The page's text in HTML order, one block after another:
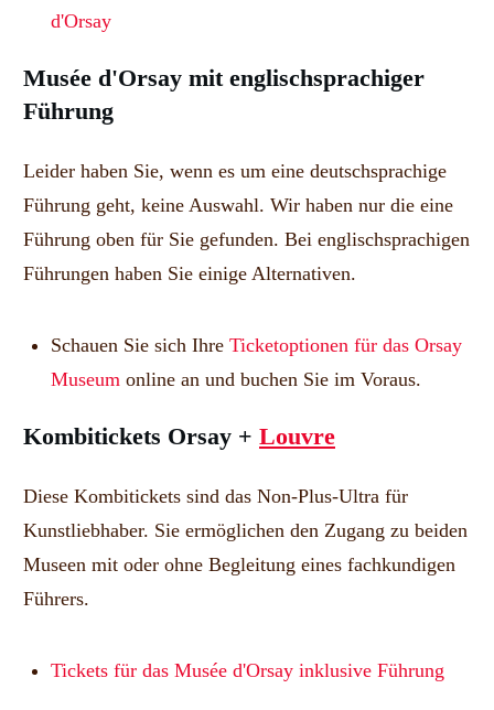
d'Orsay
Musée d'Orsay mit englischsprachiger
Führung
Leider haben Sie, wenn es um eine deutschsprachige
Führung geht, keine Auswahl. Wir haben nur die eine
Führung oben für Sie gefunden. Bei englischsprachigen
Führungen haben Sie einige Alternativen.
Schauen Sie sich Ihre Ticketoptionen für das Orsay
Museum online an und buchen Sie im Voraus.
Kombitickets Orsay + Louvre
Diese Kombitickets sind das Non-Plus-Ultra für
Kunstliebhaber. Sie ermöglichen den Zugang zu beiden
Museen mit oder ohne Begleitung eines fachkundigen
Führers.
Tickets für das Musée d'Orsay inklusive Führung